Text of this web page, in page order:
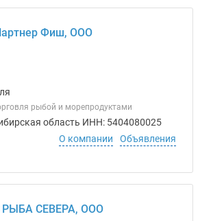
Фиш, ООО
рыбой и морепродуктами
область ИНН: 5404080025
О компании
Объявления
СЕВЕРА, ООО